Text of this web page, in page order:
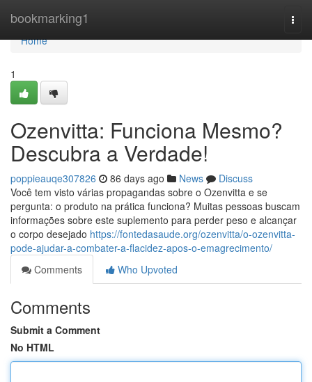
bookmarking1
Home
Home
1
Ozenvitta: Funciona Mesmo?
Descubra a Verdade!
poppieauqe307826 86 days ago News
Discuss
Você tem visto várias propagandas sobre o Ozenvitta e se
pergunta: o produto na prática funciona? Muitas pessoas buscam
informações sobre este suplemento para perder peso e alcançar
o corpo desejado https://fontedasaude.org/ozenvitta/o-ozenvitta-
pode-ajudar-a-combater-a-flacidez-apos-o-emagrecimento/
Comments
Who Upvoted
Comments
Submit a Comment
No HTML